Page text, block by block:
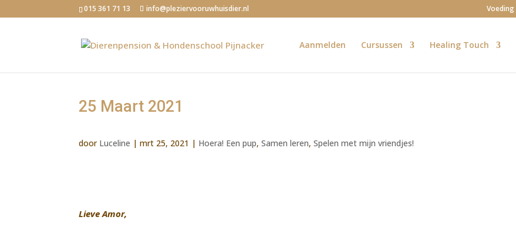
015 361 71 13 info@pleziervooruwhuisdier.nl Voeding
Aanmelden Cursussen Healing Touch
25 Maart 2021
door Luceline |mrt 25, 2021 | Hoera! Een pup,Samen leren,Spelen met mijn vriendjes!
Lieve Amor,